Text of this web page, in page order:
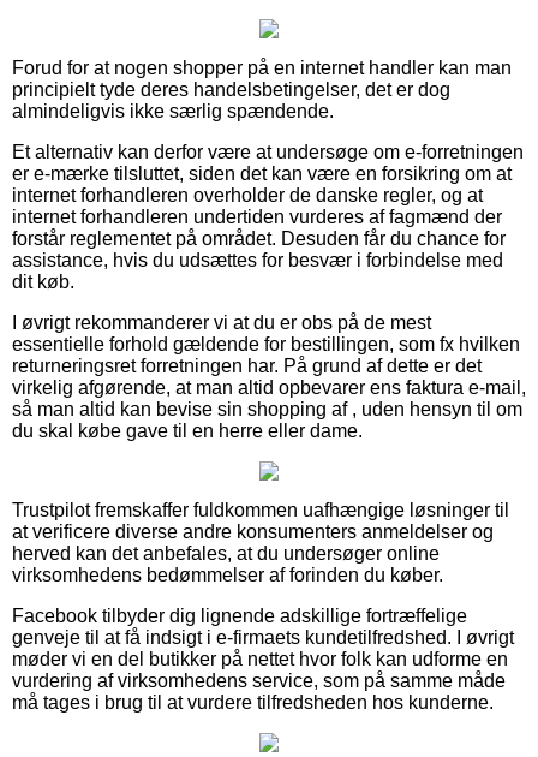
Forud for at nogen shopper på en internet handler kan man
principielt tyde deres handelsbetingelser, det er dog
almindeligvis ikke særlig spændende.
Et alternativ kan derfor være at undersøge om e-forretningen
er e-mærke tilsluttet, siden det kan være en forsikring om at
internet forhandleren overholder de danske regler, og at
internet forhandleren undertiden vurderes af fagmænd der
forstår reglementet på området. Desuden får du chance for
assistance, hvis du udsættes for besvær i forbindelse med
dit køb.
I øvrigt rekommanderer vi at du er obs på de mest
essentielle forhold gældende for bestillingen, som fx hvilken
returneringsret forretningen har. På grund af dette er det
virkelig afgørende, at man altid opbevarer ens faktura e-mail,
så man altid kan bevise sin shopping af , uden hensyn til om
du skal købe gave til en herre eller dame.
Trustpilot fremskaffer fuldkommen uafhængige løsninger til
at verificere diverse andre konsumenters anmeldelser og
herved kan det anbefales, at du undersøger online
virksomhedens bedømmelser af forinden du køber.
Facebook tilbyder dig lignende adskillige fortræffelige
genveje til at få indsigt i e-firmaets kundetilfredshed. I øvrigt
møder vi en del butikker på nettet hvor folk kan udforme en
vurdering af virksomhedens service, som på samme måde
må tages i brug til at vurdere tilfredsheden hos kunderne.